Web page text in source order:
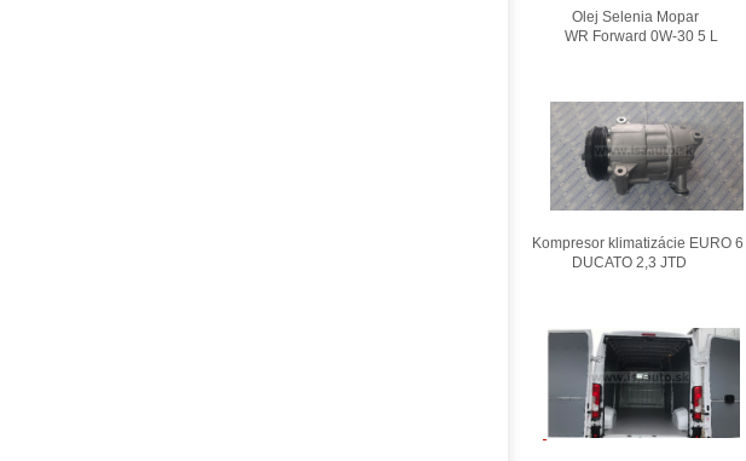
Olej Selenia Mopar
WR Forward 0W-30 5 L
Kompresor klimatizácie EURO 6
DUCATO 2,3 JTD